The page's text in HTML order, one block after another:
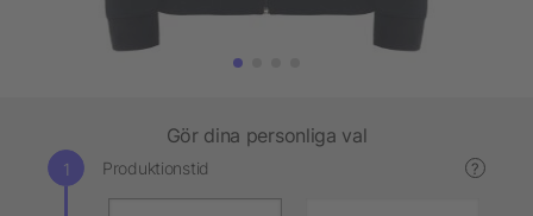
Gör dina personliga val
Produktionstid ?